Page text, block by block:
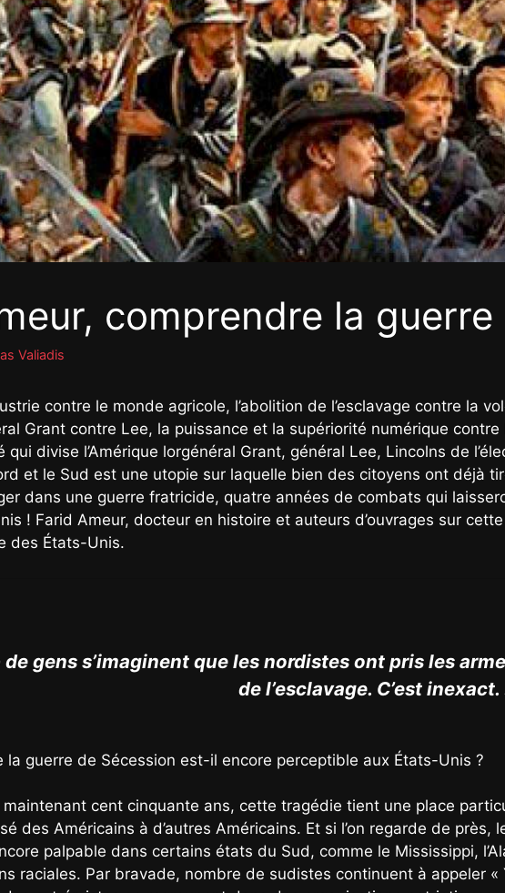
comprendre la
Valiadis
contre le monde agricole, l’abolition de l’esclavage contre la
Grant contre Lee, la puissance et la supériorité numérique
qui divise l’Amérique lorgénéral Grant, général Lee, Lincolns de
et le Sud est une utopie sur laquelle bien des citoyens ont déjà
dans une guerre fratricide, quatre années de combats qui
! Farid Ameur, docteur en histoire et auteurs d’ouvrages sur
des États-Unis.
de gens s’imaginent que les nordistes ont pris les
de l’esclavage. C’est inexact.
la guerre de Sécession est-il encore perceptible aux États-Unis ?
cent cinquante ans, cette tragédie tient une place
des Américains à d’autres Américains. Et si l’on regarde de
palpable dans certains états du Sud, comme le Mississippi,
raciales. Par bravade, nombre de sudistes continuent à appeler